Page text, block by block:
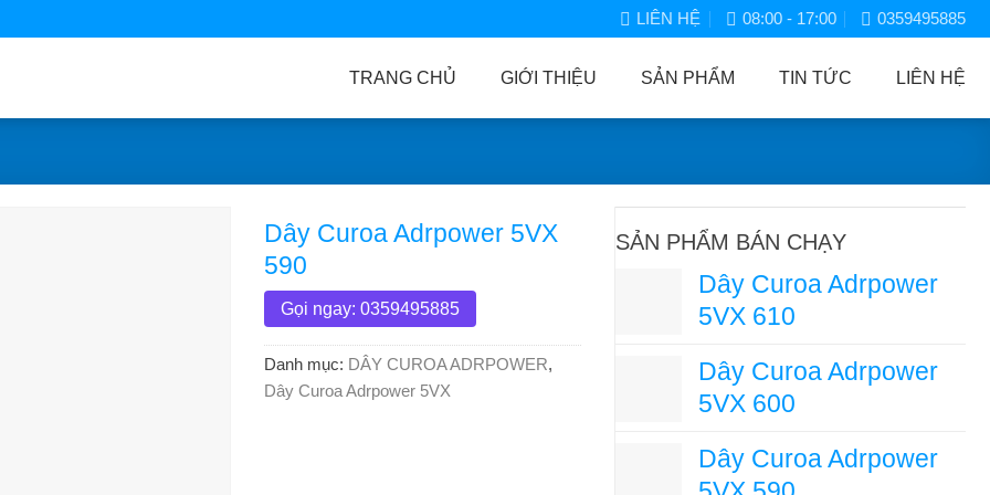
LIÊN HỆ 08:00 - 17:00 0359495885
TRANG CHỦ GIỚI THIỆU SẢN PHẨM TIN TỨC LIÊN HỆ
Dây Curoa Adrpower 5VX
590
Gọi ngay: 0359495885
Danh mục: DÂY CUROA ADRPOWER,
Dây Curoa Adrpower 5VX
SẢN PHẨM BÁN CHẠY
Dây Curoa Adrpower
5VX 610
Dây Curoa Adrpower
5VX 600
Dây Curoa Adrpower